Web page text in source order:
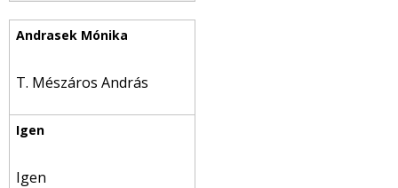
T. Mészáros András
Igen